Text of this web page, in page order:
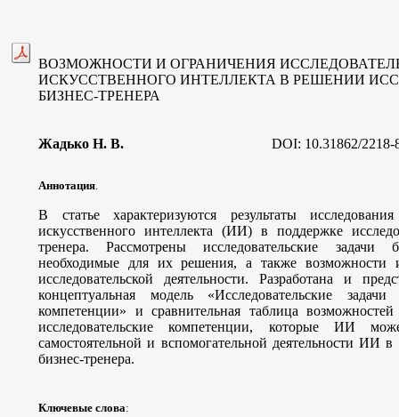
ВОЗМОЖНОСТИ И ОГРАНИЧЕНИЯ
ИСКУССТВЕННОГО ИНТЕЛЛЕКТА В РЕШЕНИИ
БИЗНЕС-ТРЕНЕРА
Жадько Н. В. DOI: 10.31862/
Аннотация.
В статье характеризуются результаты
искусственного интеллекта (ИИ) в поддержке
тренера. Рассмотрены исследовательские задачи
необходимые для их решения, а также
исследовательской деятельности. Разработана и
концептуальная модель «Исследовательские
компетенции» и сравнительная таблица
исследовательские компетенции, которые ИИ
самостоятельной и вспомогательной деятельности ИИ в
бизнес-тренера.
Ключевые слова: